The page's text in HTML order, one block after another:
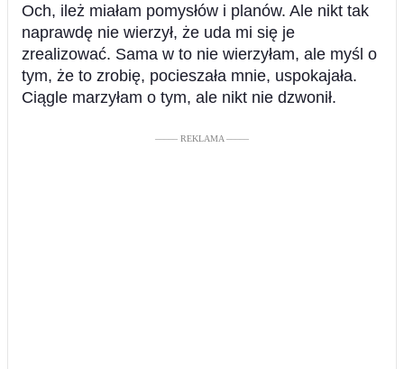
Och, ileż miałam pomysłów i planów. Ale nikt tak
naprawdę nie wierzył, że uda mi się je
zrealizować. Sama w to nie wierzyłam, ale myśl o
tym, że to zrobię, pocieszała mnie, uspokajała.
Ciągle marzyłam o tym, ale nikt nie dzwonił.
––––– REKLAMA –––––